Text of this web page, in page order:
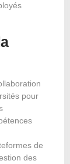
pour
de
des